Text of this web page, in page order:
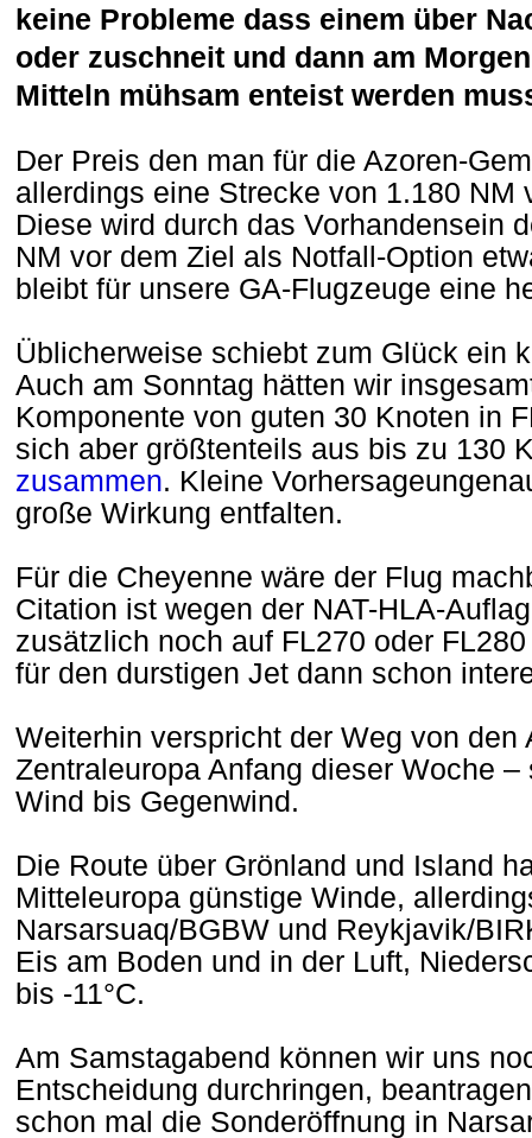
keine Probleme dass einem über
oder zuschneit und dann am
Mitteln mühsam enteist werden
Der Preis den man für die Azoren-
allerdings eine Strecke von 1.180 NM
Diese wird durch das Vorhandensein
NM vor dem Ziel als Notfall-Option
bleibt für unsere GA-Flugzeuge eine
Üblicherweise schiebt zum Glück ein
Auch am Sonntag hätten wir
Komponente von guten 30 Knoten in
sich aber größtenteils aus bis zu 130
zusammen. Kleine
große Wirkung entfalten.
Für die Cheyenne wäre der Flug
Citation ist wegen der NAT-HLA-
zusätzlich noch auf FL270 oder
für den durstigen Jet dann schon
Weiterhin verspricht der Weg von den
Zentraleuropa Anfang dieser Woche
Wind bis Gegenwind.
Die Route über Grönland und Island
Mitteleuropa günstige Winde,
Narsarsuaq/BGBW und Reykjavik/
Eis am Boden und in der Luft,
bis -11°C.
Am Samstagabend können wir uns
Entscheidung durchringen,
schon mal die Sonderöffnung in